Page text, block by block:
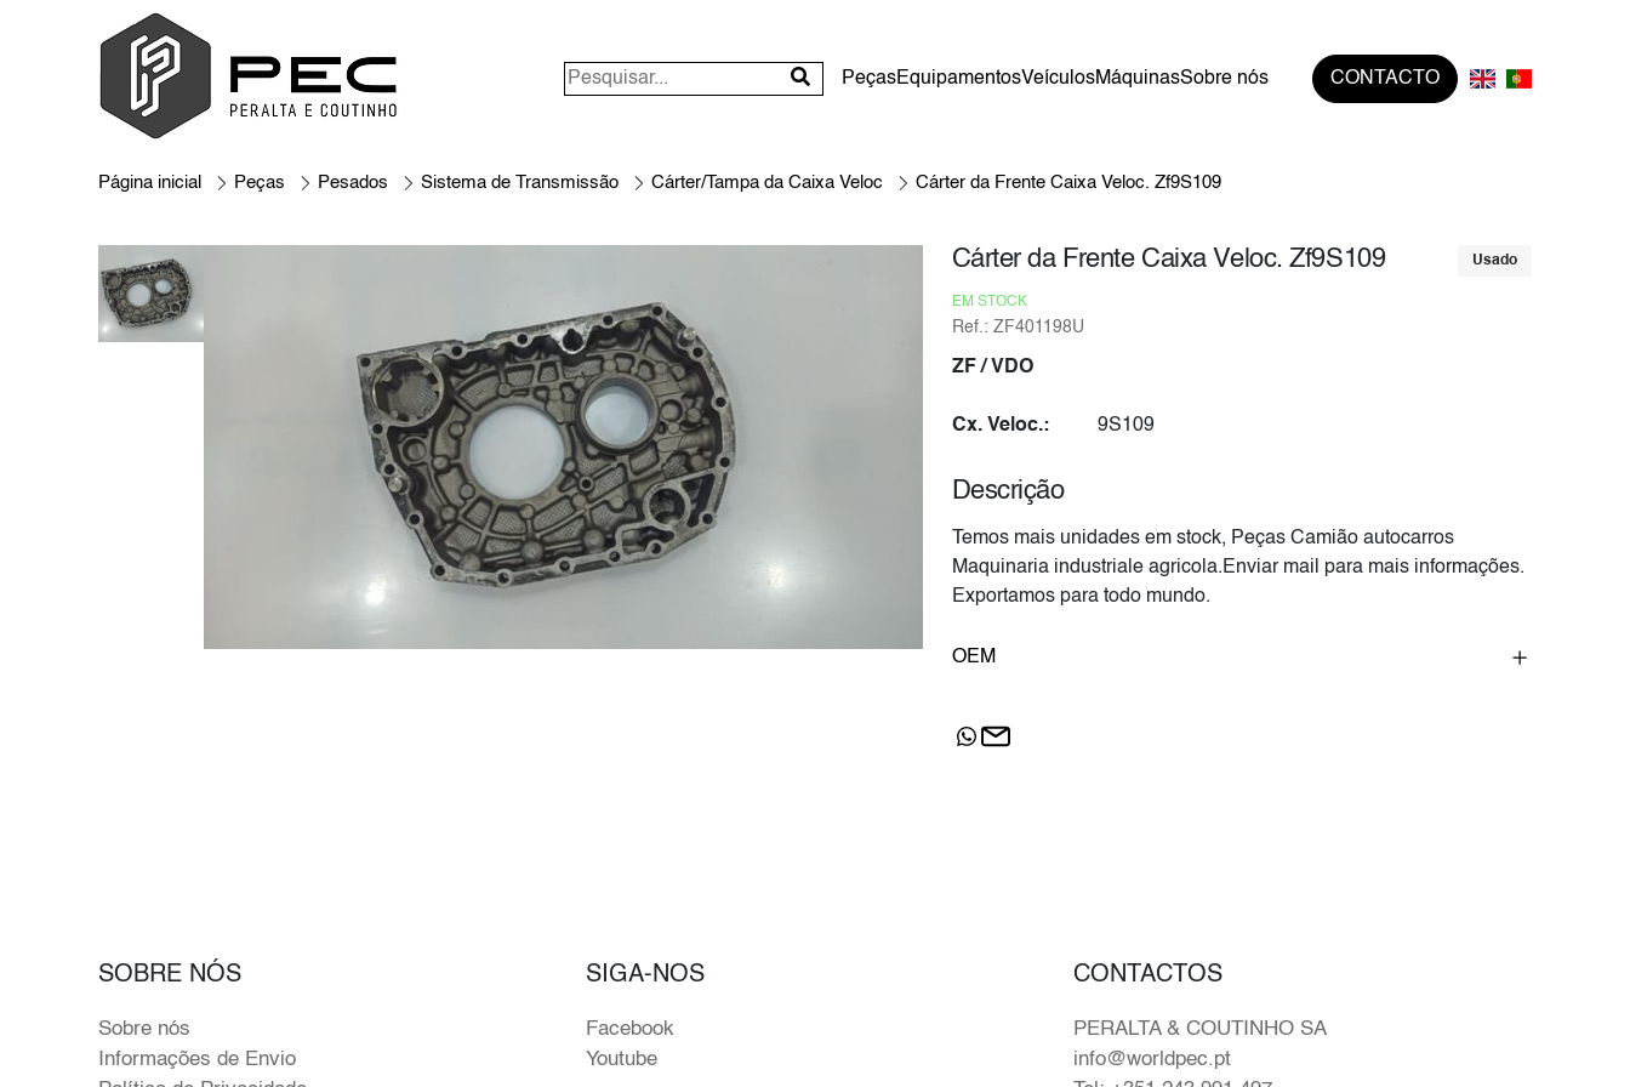
PeçasEquipamentosVeículosMáquinasSobre nós CONTACTO
Página inicial Peças Pesados Sistema de Transmissão Cárter/Tampa da Caixa Veloc Cárter da Frente Caixa Veloc. Zf9S109
Usado
Cárter da Frente Caixa Veloc. Zf9S109
EM STOCK
Ref.: ZF401198U
ZF / VDO
Cx. Veloc.: 9S109
Descrição
Temos mais unidades em stock, Peças Camião autocarros
Maquinaria industriale agricola.Enviar mail para mais informações.
Exportamos para todo mundo.
OEM
SOBRE NÓS
Sobre nós
Informações de Envio
SIGA-NOS
Facebook
Youtube
CONTACTOS
PERALTA & COUTINHO SA
info@worldpec.pt